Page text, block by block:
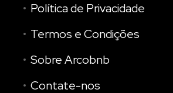
Política de Privacidade
Termos e Condições
Sobre Arcobnb
Contate-nos